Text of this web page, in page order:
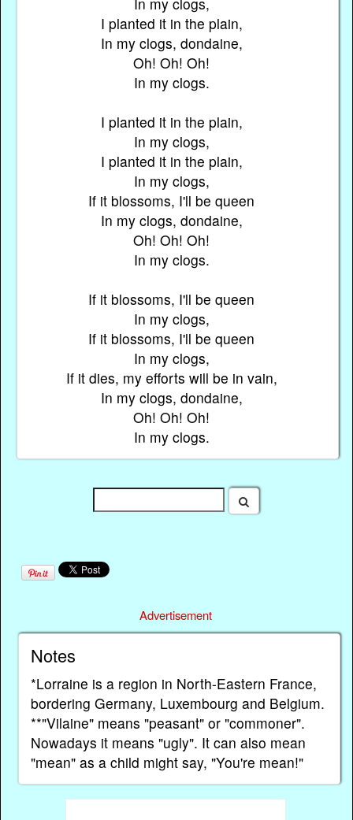
I planted it in the plain,
In my clogs, dondaine,
Oh! Oh! Oh!
In my clogs.
I planted it in the plain,
In my clogs,
I planted it in the plain,
In my clogs,
If it blossoms, I'll be queen
In my clogs, dondaine,
Oh! Oh! Oh!
In my clogs.
If it blossoms, I'll be queen
In my clogs,
If it blossoms, I'll be queen
In my clogs,
If it dies, my efforts will be in vain,
In my clogs, dondaine,
Oh! Oh! Oh!
In my clogs.
Advertisement
Notes
*Lorraine is a region in North-Eastern France,
bordering Germany, Luxembourg and Belgium.
**"Vilaine" means "peasant" or "commoner".
Nowadays it means "ugly". It can also mean
"mean" as a child might say, "You're mean!"